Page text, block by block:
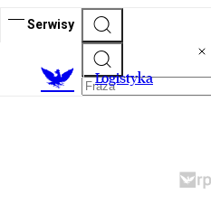
Serwisy
Logistyka